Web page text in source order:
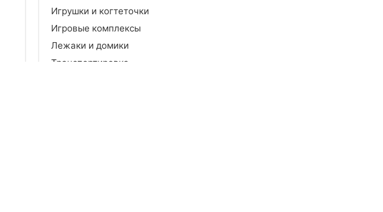
Игрушки и когтеточки
Игровые комплексы
Лежаки и домики
Транспортировка